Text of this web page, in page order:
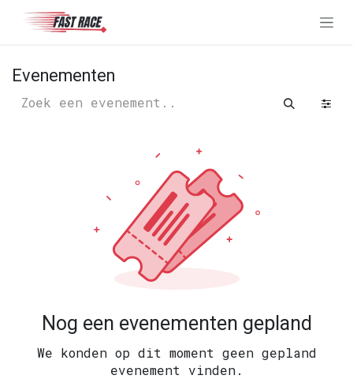
Evenementen
Nog een evenementen gepland
We konden op dit moment geen gepland
evenement vinden.